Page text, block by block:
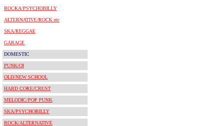
ROCKA/PSYCHOBILLY
ALTERNATIVE/ROCK etc
SKA/REGGAE
GARAGE
DOMESTIC
PUNK/OI
OLD/NEW SCHOOL
HARD CORE/CRUST
MELODIC/POP PUNK
SKA/PSYCHOBILLY
ROCK/ALTERNATIVE